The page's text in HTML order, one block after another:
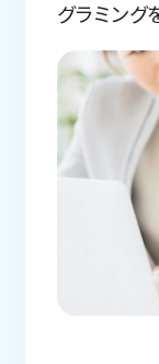
グラミング